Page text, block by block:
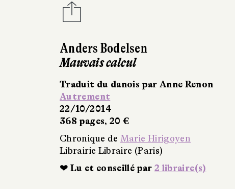
Anders Bodelsen
Mauvais calcul
Traduit du danois par Anne Renon
Autrement
22/10/2014
368 pages, 20 €
Chronique de Marie Hirigoyen
Librairie Libraire (Paris)
❤ Lu et conseillé par 2 libraire(s)